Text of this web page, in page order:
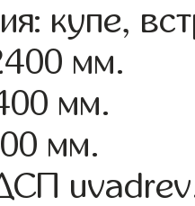
купе,
мм.
мм.
мм.